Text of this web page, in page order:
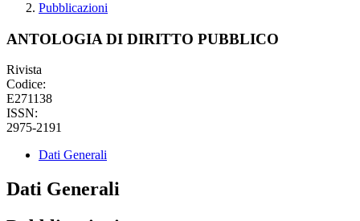
Pubblicazioni
ANTOLOGIA DI DIRITTO PUBBLICO
Rivista
Codice:
E271138
ISSN:
2975-2191
Dati Generali
Dati Generali